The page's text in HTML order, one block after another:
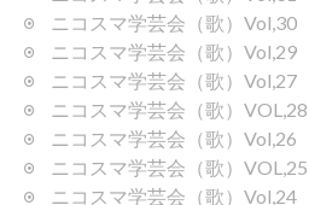
ニコスマ学芸会（歌）Vol,30
ニコスマ学芸会（歌）Vol,29
ニコスマ学芸会（歌）Vol,27
ニコスマ学芸会（歌）VOL,28
ニコスマ学芸会（歌）Vol,26
ニコスマ学芸会（歌）VOL,25
ニコスマ学芸会（歌）Vol,24